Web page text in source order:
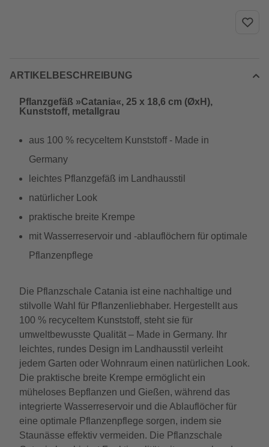
ARTIKELBESCHREIBUNG
Pflanzgefäß »Catania«, 25 x 18,6 cm (ØxH),
Kunststoff, metallgrau
aus 100 % recyceltem Kunststoff - Made in
Germany
leichtes Pflanzgefäß im Landhausstil
natürlicher Look
praktische breite Krempe
mit Wasserreservoir und -ablauflöchern für optimale
Pflanzenpflege
Die Pflanzschale Catania ist eine nachhaltige und
stilvolle Wahl für Pflanzenliebhaber. Hergestellt aus
100 % recyceltem Kunststoff, steht sie für
umweltbewusste Qualität – Made in Germany. Ihr
leichtes, rundes Design im Landhausstil verleiht
jedem Garten oder Wohnraum einen natürlichen Look.
Die praktische breite Krempe ermöglicht ein
müheloses Bepflanzen und Gießen, während das
integrierte Wasserreservoir und die Ablauflöcher für
eine optimale Pflanzenpflege sorgen, indem sie
Staunässe effektiv vermeiden. Die Pflanzschale